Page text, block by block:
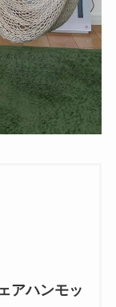
アハンモッ